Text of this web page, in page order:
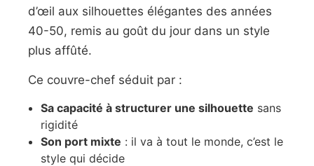
d’œil aux silhouettes élégantes des années
40-50, remis au goût du jour dans un style
plus affûté.
Ce couvre-chef séduit par :
Sa capacité à structurer une silhouette sans
rigidité
Son port mixte : il va à tout le monde, c’est le
style qui décide